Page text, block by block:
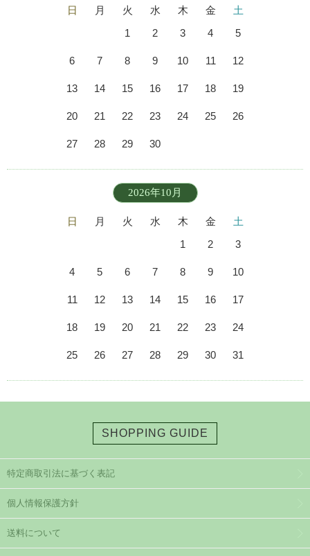
日 月 火 水 木 金
土
1
2 3 4 5
6 7 8 9 10 11 12
13 14 15 16 17 18 19
20 21 22 23 24 25 26
27 28 29 30
2026年10月
日 月 火 水 木 金
土
1
2 3
4 5 6 7 8 9 10
11 12 13 14 15 16 17
18 19 20 21 22 23 24
25 26 27 28 29 30 31
SHOPPING GUIDE
特定商取引法に基づく表記
個人情報保護方針
送料について